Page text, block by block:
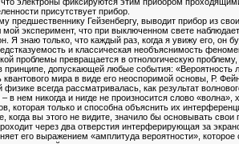
присутствует прибор.
предшественнику Гейзенбергу, выводит прибор из
эксперимент, что при выключенном свете
Я знаю только, что каждый раз, когда я увижу его,
и классическая необъяснимость
проблемы превращается в отнологическую
принципе, допускающей любые события:
квантового мира в виде его неоспоримой основы, Р.
всегда рассматривалась, как результат
нем никогда и нигде не произносится слово «волна»,
которая только и способна объяснить их
когда вы этого не видите, значило бы основывать
через два отверстия интерферирующая за
его выражением «амплитуда вероятности»,